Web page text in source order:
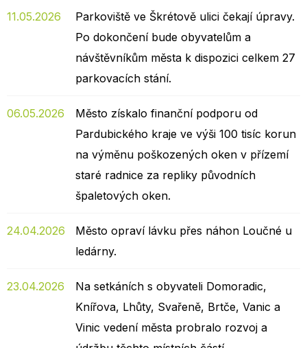
11.05.2026
Parkoviště ve Škrétově ulici čekají úpravy.
Po dokončení bude obyvatelům a
návštěvníkům města k dispozici celkem 27
parkovacích stání.
06.05.2026
Město získalo finanční podporu od
Pardubického kraje ve výši 100 tisíc korun
na výměnu poškozených oken v přízemí
staré radnice za repliky původních
špaletových oken.
24.04.2026
Město opraví lávku přes náhon Loučné u
ledárny.
23.04.2026
Na setkáních s obyvateli Domoradic,
Knířova, Lhůty, Svařeně, Brtče, Vanic a
Vinic vedení města probralo rozvoj a